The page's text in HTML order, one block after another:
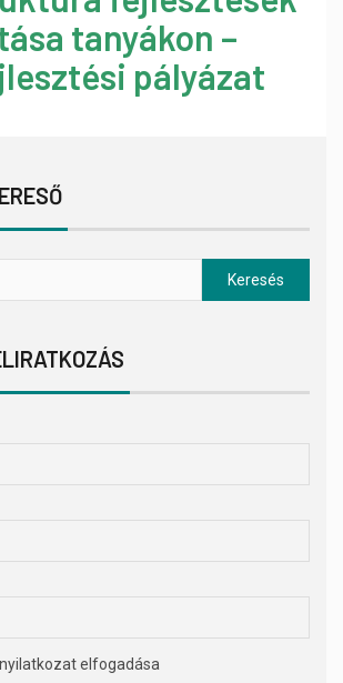
tanyákon –
pályázat
elfogadása